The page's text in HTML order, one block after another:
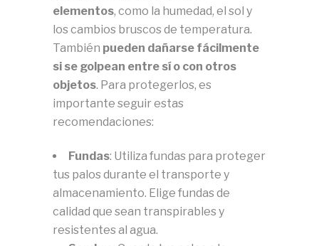
elementos, como la humedad, el sol y
los cambios bruscos de temperatura.
También pueden dañarse fácilmente
si se golpean entre sí o con otros
objetos. Para protegerlos, es
importante seguir estas
recomendaciones:
Fundas: Utiliza fundas para proteger
tus palos durante el transporte y
almacenamiento. Elige fundas de
calidad que sean transpirables y
resistentes al agua.